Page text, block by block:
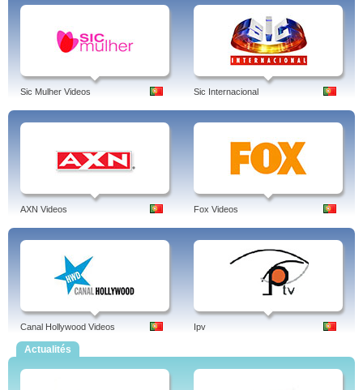
Sic Mulher Videos Sic Internacional
AXN Videos Fox Videos
Canal Hollywood Videos Ipv
Actualités